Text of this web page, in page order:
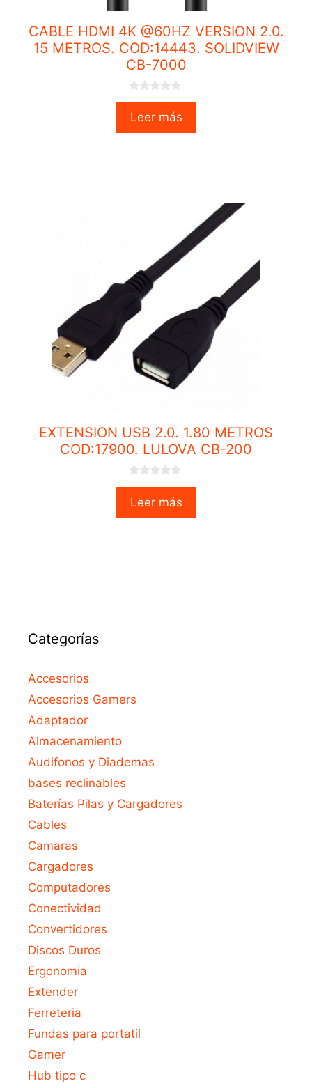
CABLE HDMI 4K @60HZ VERSION 2.0.
15 METROS. COD:14443. SOLIDVIEW
CB-7000
0
u
Leer más
EXTENSION USB 2.0. 1.80 METROS
COD:17900. LULOVA CB-200
0
u
Leer más
Categorías
Accesorios
Accesorios Gamers
Adaptador
Almacenamiento
Audifonos y Diademas
bases reclinables
Baterías Pilas y Cargadores
Cables
Camaras
Cargadores
Computadores
Conectividad
Convertidores
Discos Duros
Ergonomia
Extender
Ferreteria
Fundas para portatil
Gamer
Hub tipo c